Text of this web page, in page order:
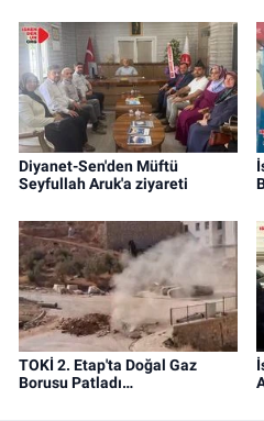
Diyanet-Sen'den Müftü
Seyfullah Aruk'a ziyareti
TOKİ 2. Etap'ta Doğal Gaz
Borusu Patladı…